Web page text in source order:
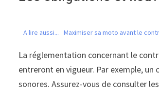
A lire aussi... Maximiser sa moto avant le
La réglementation concernant le
entreront en vigueur. Par exemple,
sonores. Assurez-vous de consulter